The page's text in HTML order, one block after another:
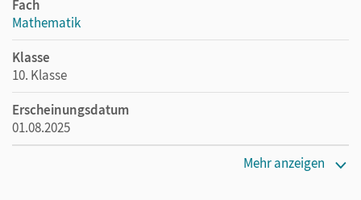
Fach
Mathematik
Klasse
10. Klasse
Erscheinungsdatum
01.08.2025
Mehr anzeigen